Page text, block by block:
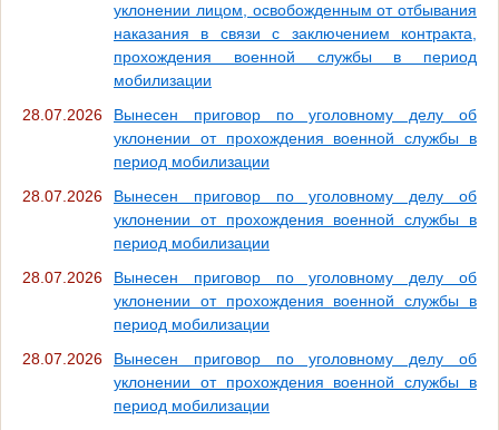
уклонении лицом, освобожденным от отбывания
наказания в связи с заключением контракта,
прохождения военной службы в период
мобилизации
28.07.2026
Вынесен приговор по уголовному делу об
уклонении от прохождения военной службы в
период мобилизации
28.07.2026
Вынесен приговор по уголовному делу об
уклонении от прохождения военной службы в
период мобилизации
28.07.2026
Вынесен приговор по уголовному делу об
уклонении от прохождения военной службы в
период мобилизации
28.07.2026
Вынесен приговор по уголовному делу об
уклонении от прохождения военной службы в
период мобилизации